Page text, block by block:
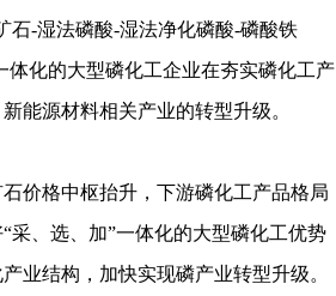
石-湿法磷酸-湿法净化磷酸-磷酸铁
体化的大型磷化工企业在夯实磷化工产
能源材料相关产业的转型升级。
格中枢抬升，下游磷化工产品格局
采、选、加”一体化的大型磷化工优势
业结构，加快实现磷产业转型升级。